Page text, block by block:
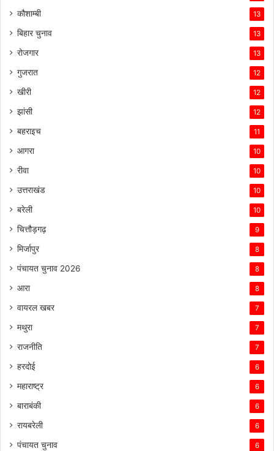
कौशाम्बी 13
बिहार चुनाव 13
रोजगार 13
गुजरात 12
खीरी 12
झांसी 12
बहराइच 11
आगरा 10
रीवा 10
उत्तराखंड 10
बरेली 10
चित्तौड़गढ़ 9
मिर्जापुर 8
पंचायत चुनाव 2026 8
आरा 8
वायरल खबर 7
मथुरा 7
राजनीति 7
हरदोई 6
महाराष्ट्र 6
बाराबंकी 6
रायबरेली 6
पंचायत चुनाव 6